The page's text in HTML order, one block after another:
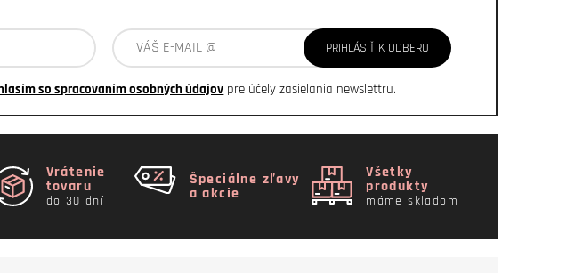
PRIHLÁSIŤ K ODBERU
so spracovaním osobných údajov pre účely zasielania newslettru.
Vrátenie
tovaru
do 30 dní
Špeciálne zľavy
a akcie
Všetky
produkty
máme skladom